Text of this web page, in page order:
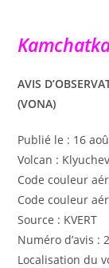
AVIS
(VONA)
Publié le : 16
Volcan :
Code couleur
Code couleur
Source : KVERT
Numéro d’avis :
Localisation du